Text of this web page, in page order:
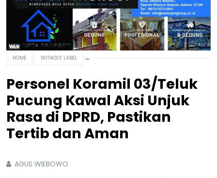
HOME WITHOUT LABEL
Personel Koramil 03/Teluk
Pucung Kawal Aksi Unjuk
Rasa di DPRD, Pastikan
Tertib dan Aman
AGUS WIEBOWO